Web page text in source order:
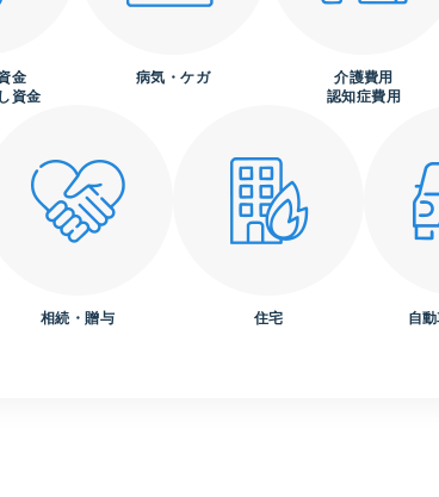
金
資金
病気・ケガ
介護費用
認知症費用
相続・贈与 住宅 自